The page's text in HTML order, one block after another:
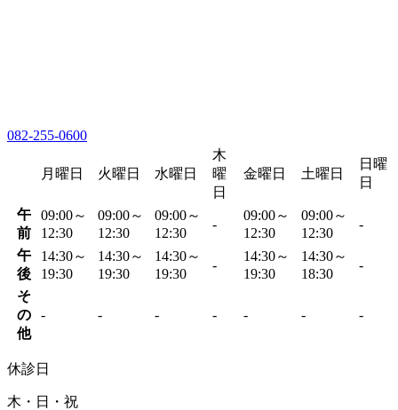
082-255-0600
月曜日 火曜日 水曜日
木
曜
日
金曜日 土曜日
日曜
日
午
前
09:00～
12:30
09:00～
12:30
09:00～
12:30
-
09:00～
12:30
09:00～
12:30
-
午
後
14:30～
19:30
14:30～
19:30
14:30～
19:30
-
14:30～
19:30
14:30～
18:30
-
そ
の
他
- - - - - - -
休診日
木・日・祝